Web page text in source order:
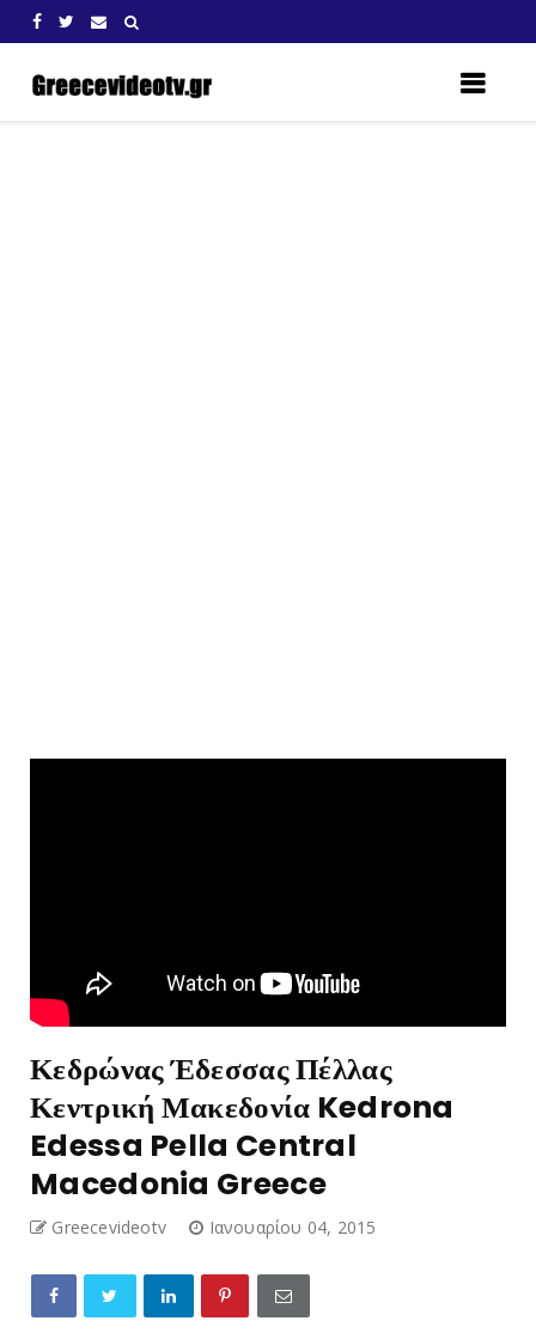
Κεδρώνας Έδεσσας Πέλλας
Κεντρική Μακεδονία Kedrona
Edessa Pella Central
Macedonia Greece
Greecevideotv Ιανουαρίου 04, 2015